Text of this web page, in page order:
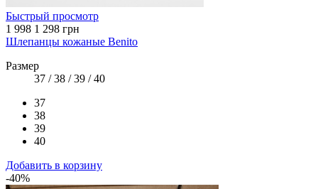
Быстрый просмотр
1 998 1 298 грн
Шлепанцы кожаные Benito
Размер
37 / 38 / 39 / 40
37
38
39
40
Добавить в корзину
-40%